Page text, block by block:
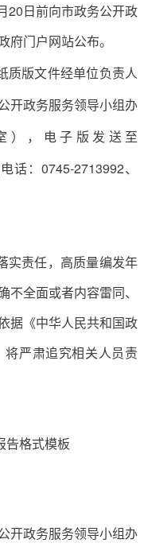
20日前向市政务公开政
门户网站公布。
质版文件经单位负责人
开政务服务领导小组办
），电子版发送至
话：0745-2713992、
实责任，高质量编发年
全面或者内容雷同、
据《中华人民共和国政
严肃追究相关人员责
告格式模板
开政务服务领导小组办